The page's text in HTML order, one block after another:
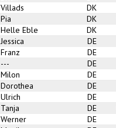
Villads DK
Pia DK
Helle Eble DK
Jessica DE
Franz DE
--- DE
Milon DE
Dorothea DE
Ulrich DE
Tanja DE
Werner DE